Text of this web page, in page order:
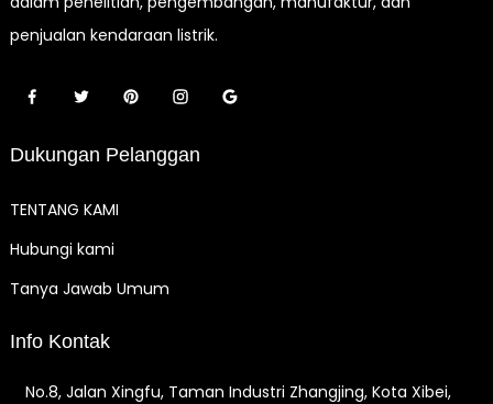
penjualan kendaraan listrik.
Dukungan Pelanggan
TENTANG KAMI
Hubungi kami
Tanya Jawab Umum
Info Kontak
No.8, Jalan Xingfu, Taman Industri Zhangjing, Kota Xibei,